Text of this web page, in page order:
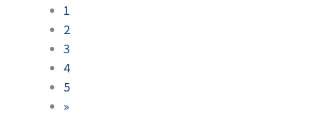
1
2
3
4
5
»